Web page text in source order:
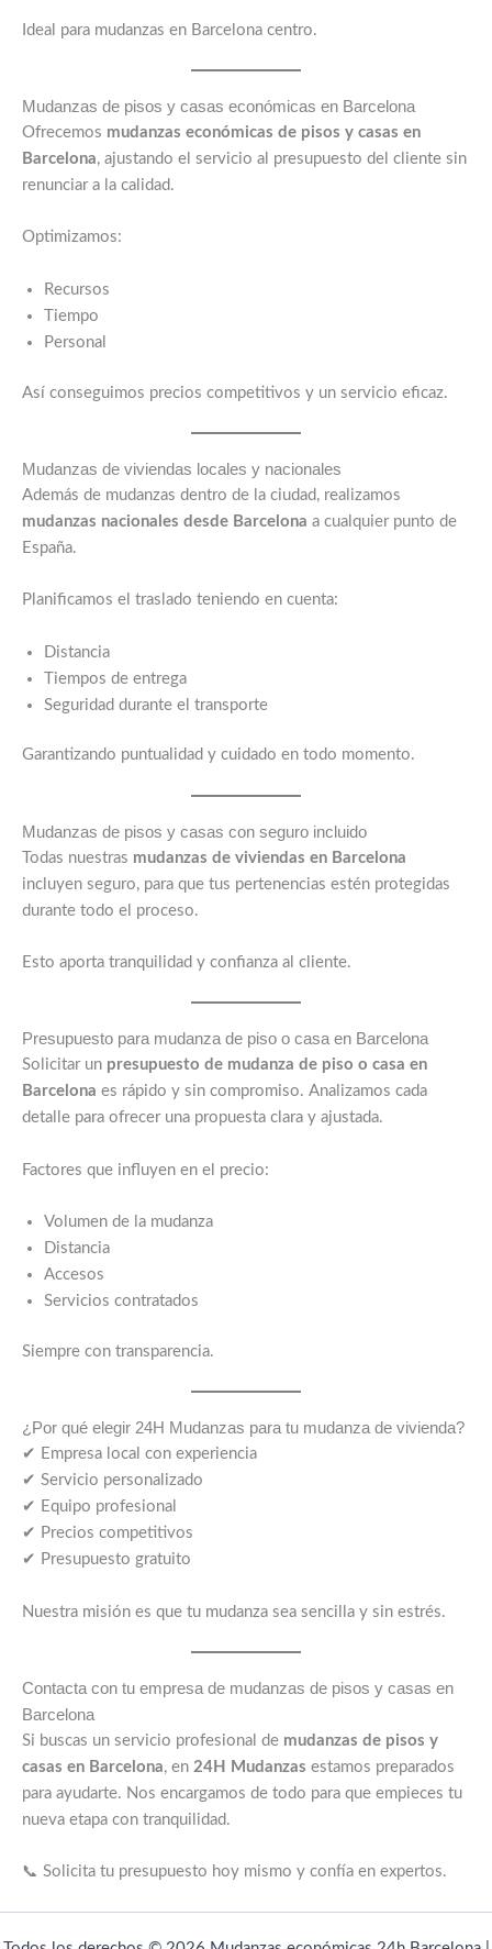
Ideal para mudanzas en Barcelona centro.
Mudanzas de pisos y casas económicas en Barcelona
Ofrecemos mudanzas económicas de pisos y casas en
Barcelona, ajustando el servicio al presupuesto del cliente sin
renunciar a la calidad.
Optimizamos:
Recursos
Tiempo
Personal
Así conseguimos precios competitivos y un servicio eficaz.
Mudanzas de viviendas locales y nacionales
Además de mudanzas dentro de la ciudad, realizamos
mudanzas nacionales desde Barcelona a cualquier punto de
España.
Planificamos el traslado teniendo en cuenta:
Distancia
Tiempos de entrega
Seguridad durante el transporte
Garantizando puntualidad y cuidado en todo momento.
Mudanzas de pisos y casas con seguro incluido
Todas nuestras mudanzas de viviendas en Barcelona
incluyen seguro, para que tus pertenencias estén protegidas
durante todo el proceso.
Esto aporta tranquilidad y confianza al cliente.
Presupuesto para mudanza de piso o casa en Barcelona
Solicitar un presupuesto de mudanza de piso o casa en
Barcelona es rápido y sin compromiso. Analizamos cada
detalle para ofrecer una propuesta clara y ajustada.
Factores que influyen en el precio:
Volumen de la mudanza
Distancia
Accesos
Servicios contratados
Siempre con transparencia.
¿Por qué elegir 24H Mudanzas para tu mudanza de vivienda?
✔ Empresa local con experiencia
✔ Servicio personalizado
✔ Equipo profesional
✔ Precios competitivos
✔ Presupuesto gratuito
Nuestra misión es que tu mudanza sea sencilla y sin estrés.
Contacta con tu empresa de mudanzas de pisos y casas en
Barcelona
Si buscas un servicio profesional de mudanzas de pisos y
casas en Barcelona, en 24H Mudanzas estamos preparados
para ayudarte. Nos encargamos de todo para que empieces tu
nueva etapa con tranquilidad.
📞 Solicita tu presupuesto hoy mismo y confía en expertos.